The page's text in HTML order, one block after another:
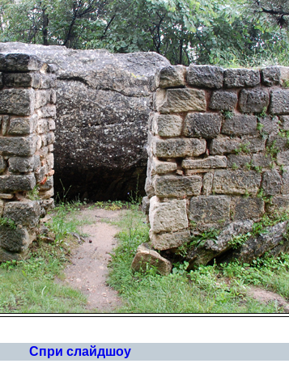
Спри слайдшоу